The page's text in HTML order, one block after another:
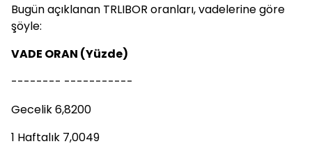
Bugün açıklanan TRLIBOR oranları, vadelerine göre
şöyle:
VADE ORAN (Yüzde)
-------- -----------
Gecelik 6,8200
1 Haftalık 7,0049